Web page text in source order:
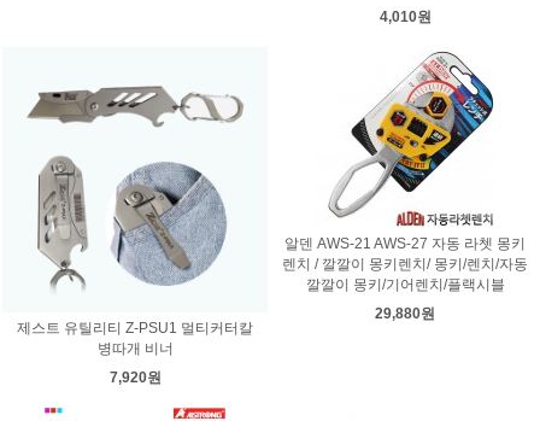
4,010원
제스트 유틸리티 Z-PSU1 멀티커터칼
병따개 비너
7,920원
알덴 AWS-21 AWS-27 자동 라쳇 몽키
렌치 / 깔깔이 몽키렌치/ 몽키/렌치/자동
깔깔이 몽키/기어렌치/플랙시블
29,880원